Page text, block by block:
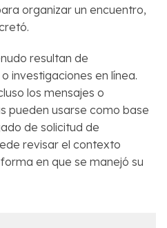
organizar un encuentro,
resultan de
investigaciones en línea.
los mensajes o
pueden usarse como base
de solicitud de
revisar el contexto
en que se manejó su